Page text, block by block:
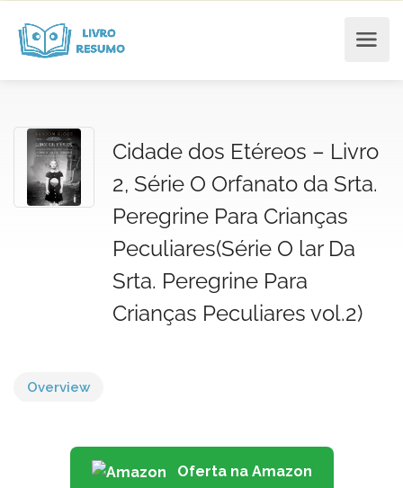
Cidade dos Etéreos – Livro
2, Série O Orfanato da Srta.
Peregrine Para Crianças
Peculiares(Série O lar Da
Srta. Peregrine Para
Crianças Peculiares vol.2)
Overview
Oferta na Amazon